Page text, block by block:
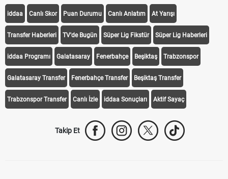
iddaa Canlı Skor Puan Durumu Canlı Anlatım At Yarışı
Transfer Haberleri TV'de Bugün Süper Lig Fikstür Süper Lig Haberleri
iddaa Programı Galatasaray Fenerbahçe Beşiktaş Trabzonspor
Galatasaray Transfer Fenerbahçe Transfer Beşiktaş Transfer
Trabzonspor Transfer Canlı İzle iddaa Sonuçları Aktif Sayaç
Takip Et